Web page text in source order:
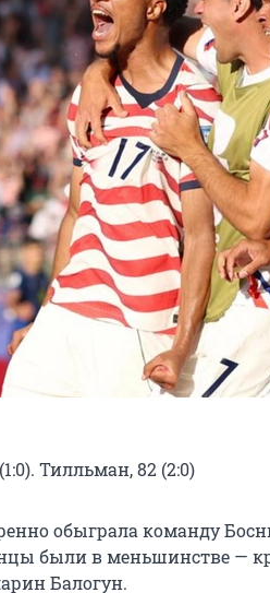
Тилльман, 82 (2:0)
обыграла команду
были в меньшинстве —
Балогун.